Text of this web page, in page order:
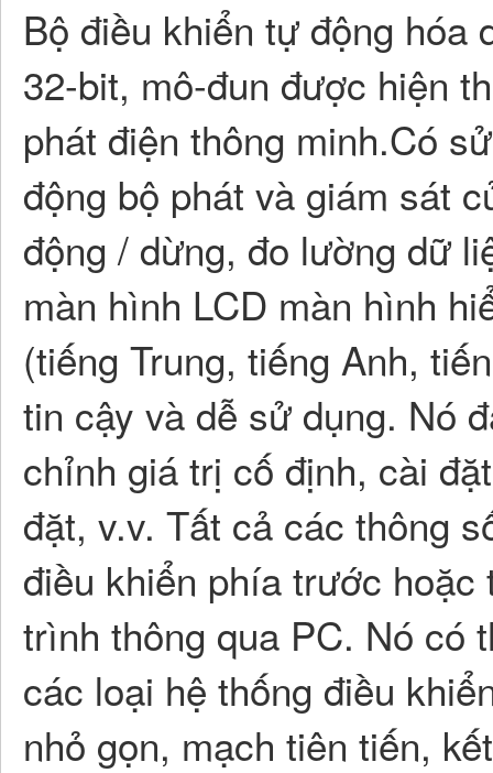
Bộ điều khiển tự động hóa
32-bit, mô-đun được hiện
phát điện thông minh.Có
động bộ phát và giám sát
động / dừng, đo lường dữ
màn hình LCD màn hình
(tiếng Trung, tiếng Anh,
tin cậy và dễ sử dụng. Nó
chỉnh giá trị cố định, cài
đặt, v.v. Tất cả các thông
điều khiển phía trước
trình thông qua PC. Nó có
các loại hệ thống điều
nhỏ gọn, mạch tiên tiến,